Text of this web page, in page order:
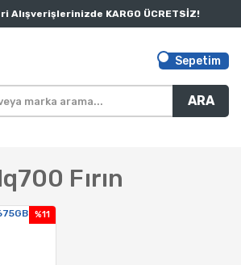
Alışverişlerinizde KARGO ÜCRETSİZ!
ARA
Sepetim
Fırın
%11